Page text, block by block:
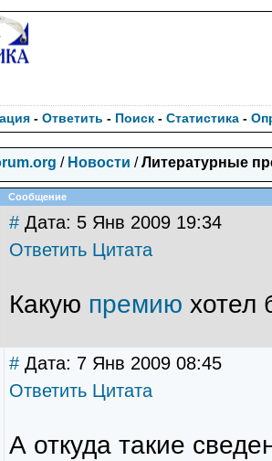
- Ответить - Поиск - Статистика -
/ Новости /Литературные
Сообщение
# Дата: 5 Янв 2009 19:34
Ответить Цитата
Какую премию хотел
# Дата: 7 Янв 2009 08:45
Ответить Цитата
А откуда такие